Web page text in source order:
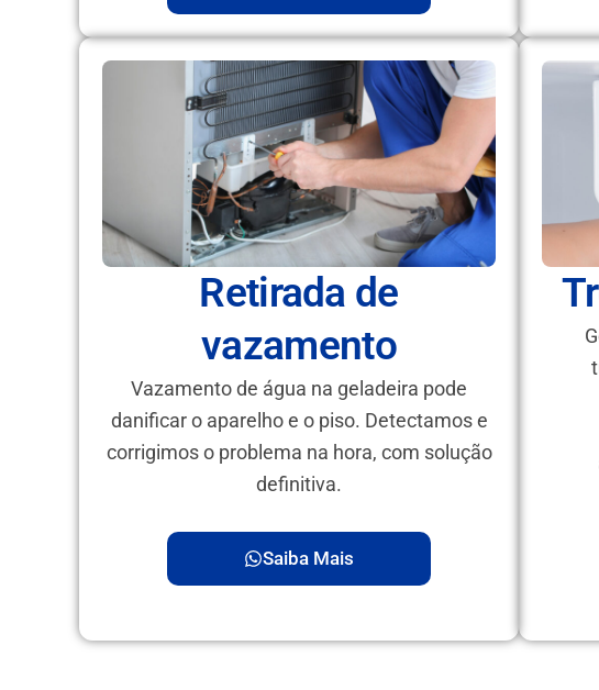
Retirada de
vazamento
Vazamento de água na geladeira pode
danificar o aparelho e o piso. Detectamos e
corrigimos o problema na hora, com solução
definitiva.
Saiba Mais